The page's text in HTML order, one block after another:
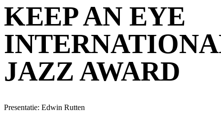
KEEP AN EYE
JAZZ AWARD
Presentatie: Edwin Rutten